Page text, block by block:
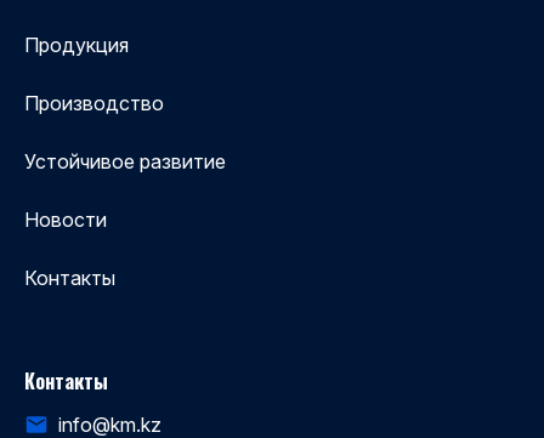
Продукция
Производство
Устойчивое развитие
Новости
Контакты
Контакты
info@km.kz